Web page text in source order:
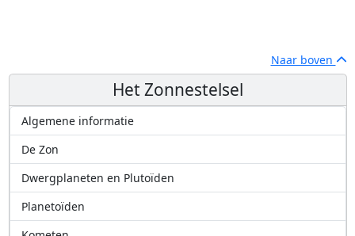
Naar boven
Het Zonnestelsel
Algemene informatie
De Zon
Dwergplaneten en Plutoïden
Planetoïden